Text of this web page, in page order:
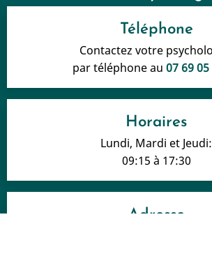
Téléphone
Contactez votre
par téléphone au 07 69 05
Horaires
Lundi, Mardi et Jeudi:
09:15 à 17:30
Adresse